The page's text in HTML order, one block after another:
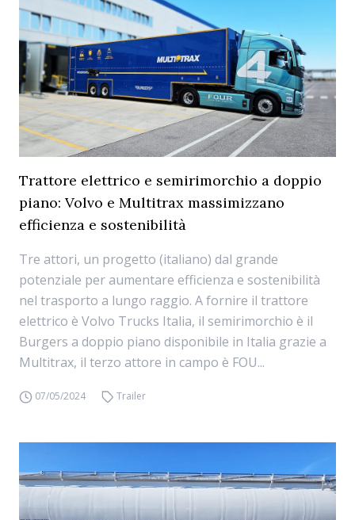
Trattore elettrico e semirimorchio a doppio
piano: Volvo e Multitrax massimizzano
efficienza e sostenibilità
Tre attori, un progetto (italiano) dal grande
potenziale per aumentare efficienza e sostenibilità
nel trasporto a lungo raggio. A fornire il trattore
elettrico è Volvo Trucks Italia, il semirimorchio è il
Burgers a doppio piano disponibile in Italia grazie a
Multitrax, il terzo attore in campo è FOU...
07/05/2024 Trailer